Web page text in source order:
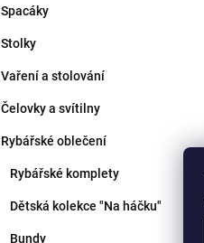
Spacáky
Stolky
Vaření a stolování
Čelovky a svítilny
Rybářské oblečení
Rybářské komplety
Dětská kolekce "Na háčku"
Bundy